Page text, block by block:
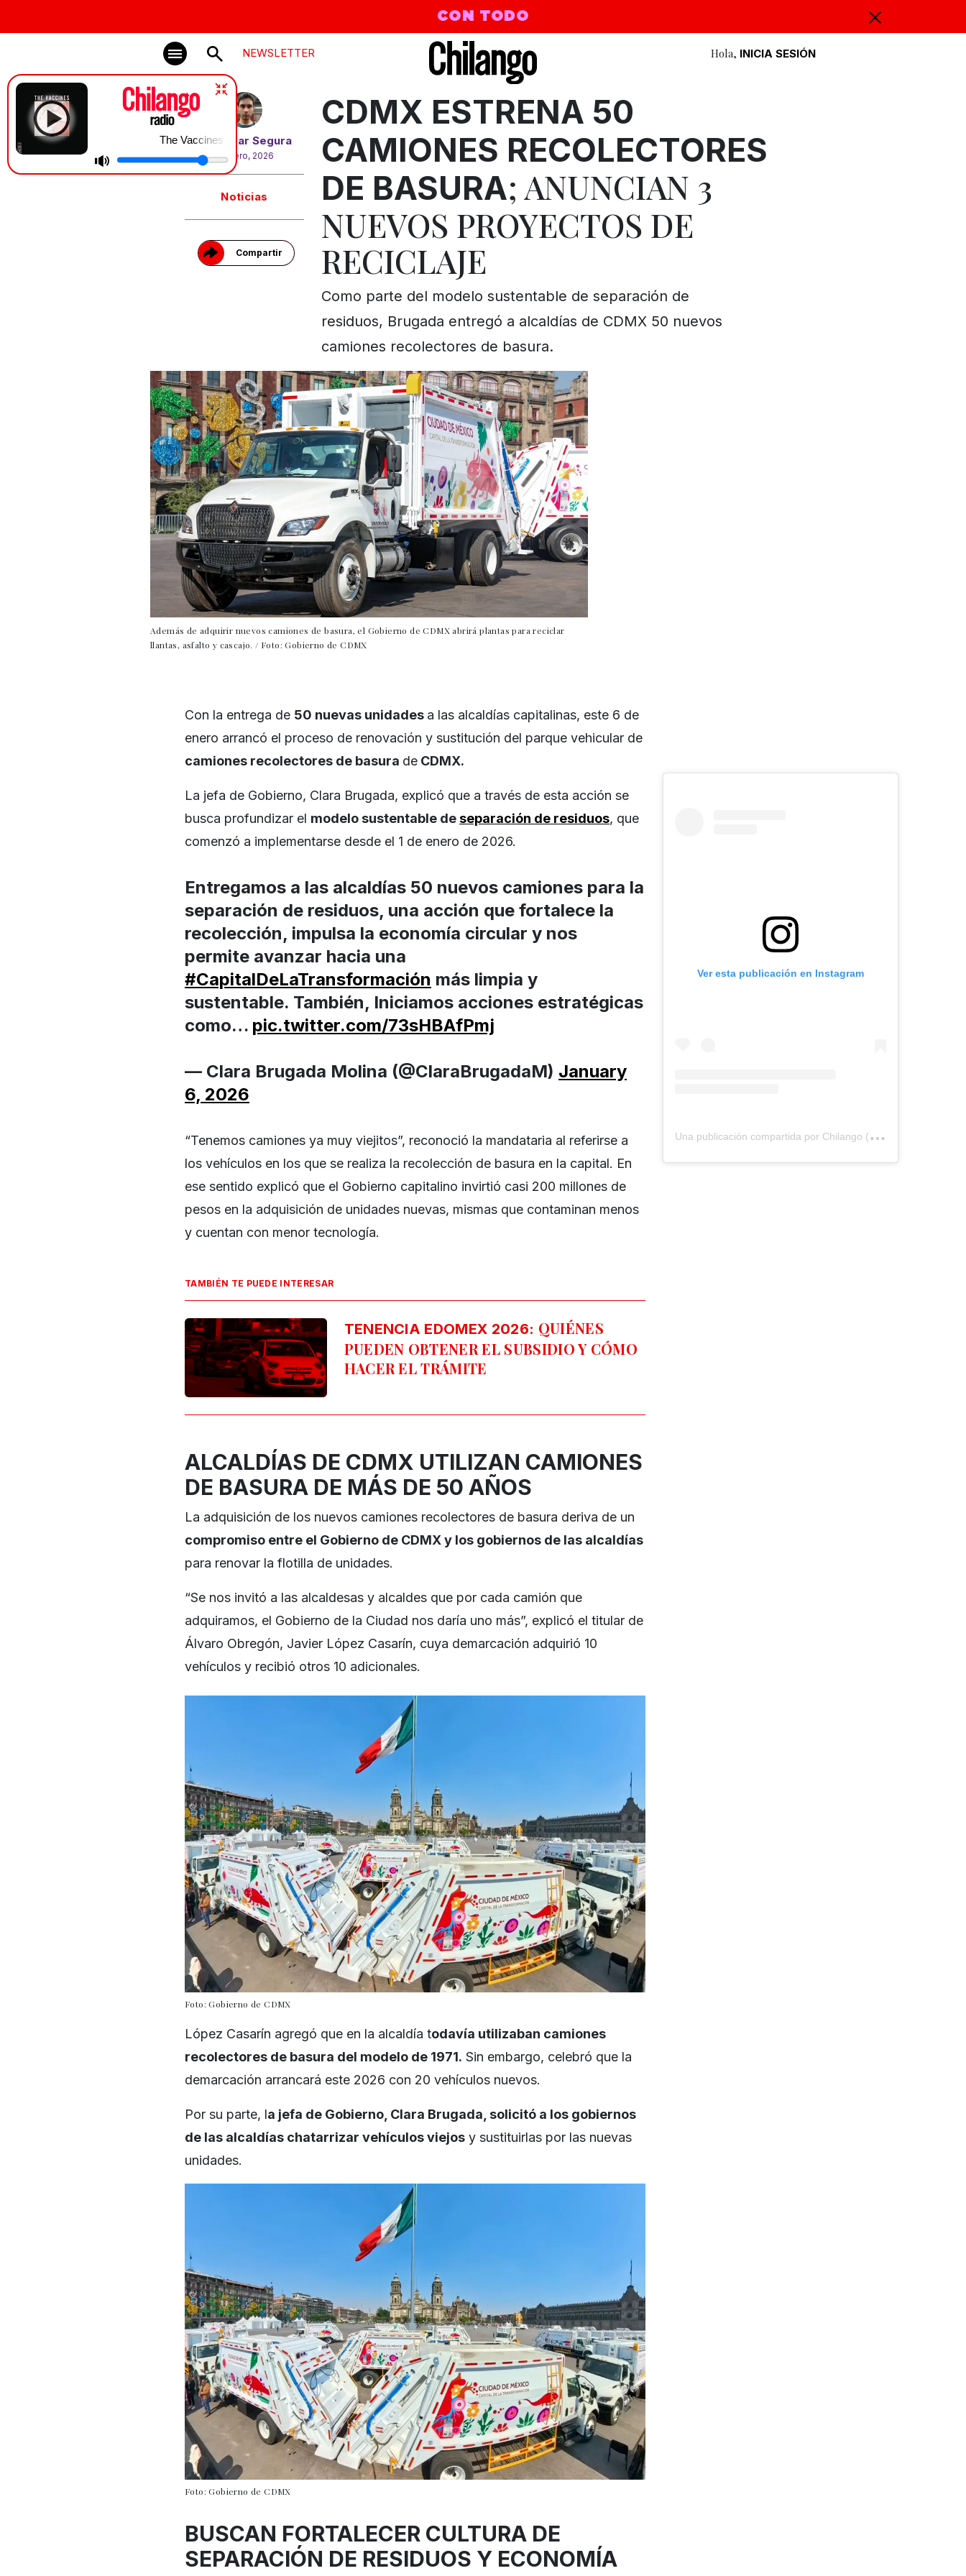
CON TODO
NEWSLETTER Hola, INICIA SESIÓN
The Vaccines | If You Wanna
PorEdgar Segura
6 enero, 2026
Noticias
Compartir
CDMX ESTRENA 50
CAMIONES RECOLECTORES
DE BASURA; ANUNCIAN 3
NUEVOS PROYECTOS DE
RECICLAJE
Como parte del modelo sustentable de separación de
residuos, Brugada entregó a alcaldías de CDMX 50 nuevos
camiones recolectores de basura.
Además de adquirir nuevos camiones de basura, el Gobierno de CDMX abrirá plantas para reciclar
llantas, asfalto y cascajo. / Foto: Gobierno de CDMX
Con la entrega de 50 nuevas unidades a las alcaldías capitalinas, este 6 de
enero arrancó el proceso de renovación y sustitución del parque vehicular de
camiones recolectores de basura de CDMX.
La jefa de Gobierno, Clara Brugada, explicó que a través de esta acción se
busca profundizar el modelo sustentable deseparación de residuos, que
comenzó a implementarse desde el 1 de enero de 2026.
Entregamos a las alcaldías 50 nuevos camiones para la
separación de residuos, una acción que fortalece la
recolección, impulsa la economía circular y nos
permite avanzar hacia una
#CapitalDeLaTransformación más limpia y
sustentable. También, Iniciamos acciones estratégicas
como… pic.twitter.com/73sHBAfPmj
— Clara Brugada Molina (@ClaraBrugadaM) January
6, 2026
“Tenemos camiones ya muy viejitos”, reconoció la mandataria al referirse a
los vehículos en los que se realiza la recolección de basura en la capital. En
ese sentido explicó que el Gobierno capitalino invirtió casi 200 millones de
pesos en la adquisición de unidades nuevas, mismas que contaminan menos
y cuentan con menor tecnología.
TAMBIÉN TE PUEDE INTERESAR
TENENCIA EDOMEX 2026: QUIÉNES
PUEDEN OBTENER EL SUBSIDIO Y CÓMO
HACER EL TRÁMITE
ALCALDÍAS DE CDMX UTILIZAN CAMIONES
DE BASURA DE MÁS DE 50 AÑOS
La adquisición de los nuevos camiones recolectores de basura deriva de un
compromiso entre el Gobierno de CDMX y los gobiernos de las alcaldías
para renovar la flotilla de unidades.
“Se nos invitó a las alcaldesas y alcaldes que por cada camión que
adquiramos, el Gobierno de la Ciudad nos daría uno más”, explicó el titular de
Álvaro Obregón, Javier López Casarín, cuya demarcación adquirió 10
vehículos y recibió otros 10 adicionales.
Foto: Gobierno de CDMX
López Casarín agregó que en la alcaldía todavía utilizaban camiones
recolectores de basura del modelo de 1971. Sin embargo, celebró que la
demarcación arrancará este 2026 con 20 vehículos nuevos.
Por su parte, la jefa de Gobierno, Clara Brugada, solicitó a los gobiernos
de las alcaldías chatarrizar vehículos viejos y sustituirlas por las nuevas
unidades.
Foto: Gobierno de CDMX
BUSCAN FORTALECER CULTURA DE
SEPARACIÓN DE RESIDUOS Y ECONOMÍA
Ver esta publicación en Instagram
U
na publicación compartida por Chilango (@chilangocom)